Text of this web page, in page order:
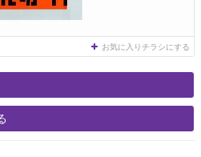
お気に入りチラシにする